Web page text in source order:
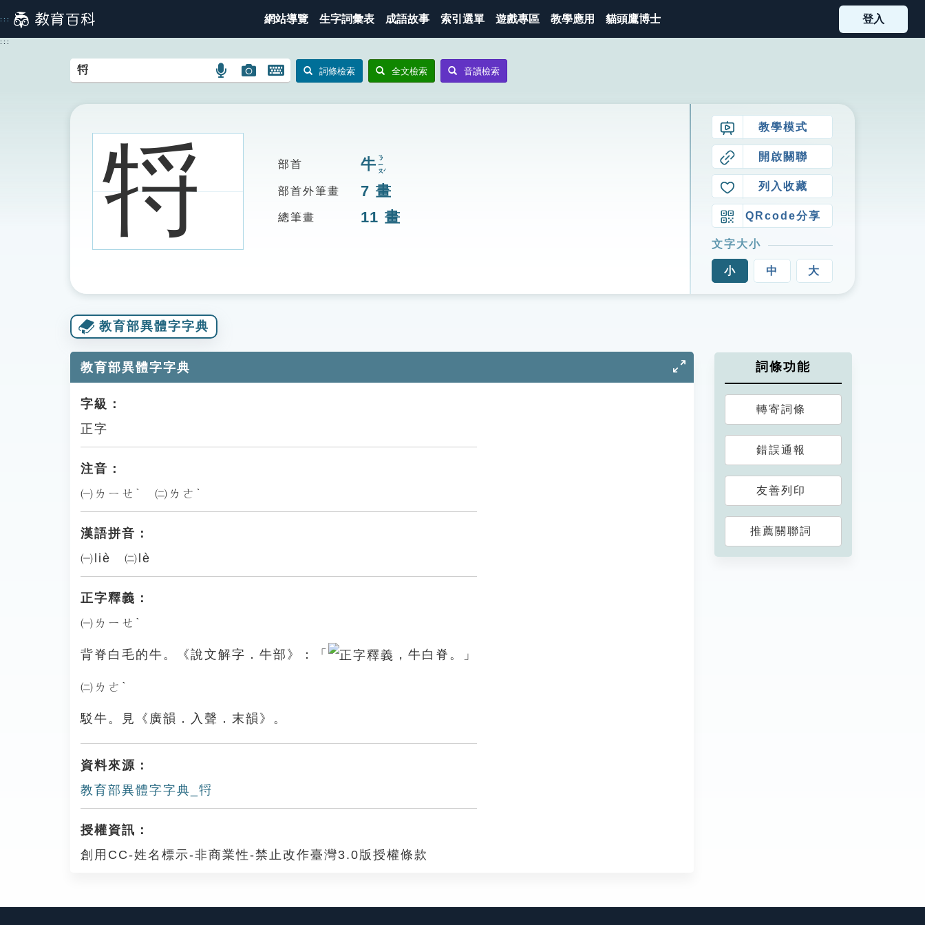
到
主
::: 網站導覽 生字詞彙表 成語故事 索引選單 遊戲專區 教學應用 貓頭鷹博士 登入
:::
語
搜
圖
圖
搜
開
鍵
詞條檢索 全文檢索 音讀檢索
㸹 部首 牛ㄋㄧㄡˊ
部首外筆畫 7 畫
總筆畫 11 畫
教學模式
開啟關聯
列入收藏
QRcode分享
文字大小
小 中 大
教育部異體字字典
教育部異體字字典
字級：
正字
注音：
㈠ㄌㄧㄝˋ ㈡ㄌㄜˋ
漢語拼音：
㈠liè ㈡lè
正字釋義：
㈠ㄌㄧㄝˋ
背脊白毛的牛。《說文解字．牛部》：「 ，牛白脊。」
㈡ㄌㄜˋ
駁牛。見《廣韻．入聲．末韻》。
資料來源：
教育部異體字字典_㸹
授權資訊：
創用CC-姓名標示-非商業性-禁止改作臺灣3.0版授權條款
詞條功能
轉寄詞條
錯誤通報
友善列印
推薦關聯詞